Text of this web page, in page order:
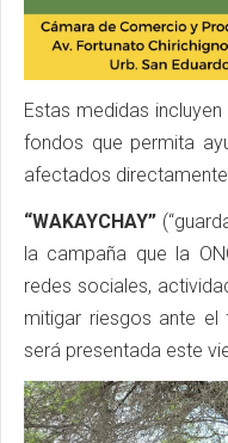
Estas medidas
fondos que permita
afectados
“WAKAYCHAY”
la campaña que la
redes sociales,
mitigar riesgos ante el
será presentada este